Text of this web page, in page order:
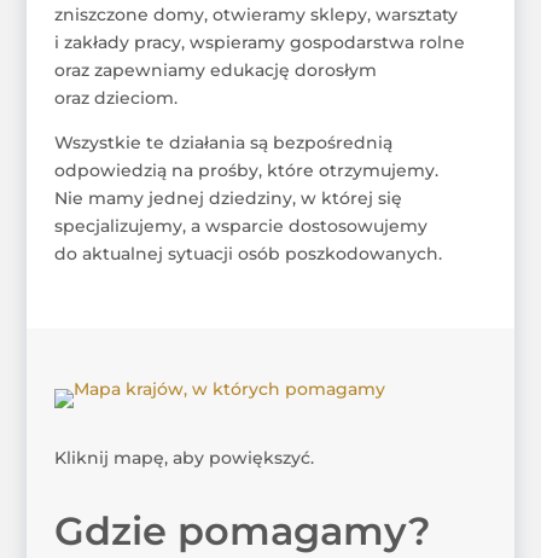
zniszczone domy, otwieramy sklepy, warsztaty
i zakłady pracy, wspieramy gospodarstwa rolne
oraz zapewniamy edukację dorosłym
oraz dzieciom.
Wszystkie te działania są bezpośrednią
odpowiedzią na prośby, które otrzymujemy.
Nie mamy jednej dziedziny, w której się
specjalizujemy, a wsparcie dostosowujemy
do aktualnej sytuacji osób poszkodowanych.
Kliknij mapę, aby powiększyć.
Gdzie pomagamy?